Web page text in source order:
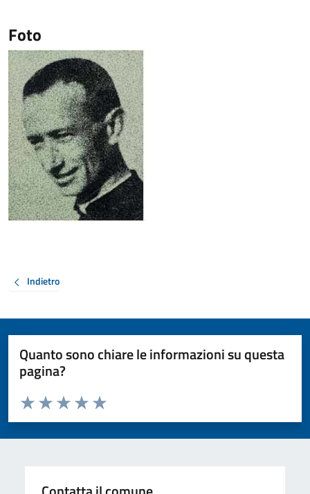
Foto
Indietro
Quanto sono chiare le informazioni su questa
pagina?
Valuta da 1 a 5 stelle la pagina
Valuta 5 stelle su 5
Valuta 4 stelle su 5
Valuta 3 stelle su 5
Valuta 2 stelle su 5
Valuta 1 stelle su 5